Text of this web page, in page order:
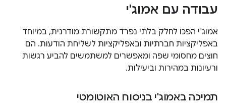
עבודה עם אמוג'י
אמוג'י הפכו לחלק בלתי נפרד מתקשורת מודרנית, במיוחד
באפליקציות חברתיות ובאפליקציות לשליחת הודעות. הם
חוצים מחסומי שפה ומאפשרים למשתמשים להביע רגשות
ורעיונות במהירות וביעילות.
תמיכה באמוג'י בניסוח האוטומטי